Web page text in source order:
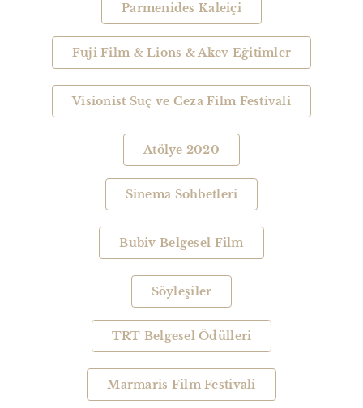
Parmenides Kaleiçi
Fuji Film & Lions & Akev Eğitimler
Visionist Suç ve Ceza Film Festivali
Atölye 2020
Sinema Sohbetleri
Bubiv Belgesel Film
Söyleşiler
TRT Belgesel Ödülleri
Marmaris Film Festivali